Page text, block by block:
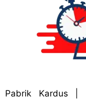
Pabrik Kardus